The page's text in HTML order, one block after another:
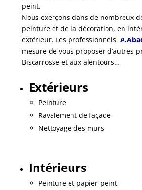
peint.
Nous exerçons dans de nombreux
peinture et de la décoration, en
extérieur. Les professionnels
mesure de vous proposer d’autres
Biscarrosse et aux alentours…
Extérieurs
Peinture
Ravalement de façade
Nettoyage des murs
Intérieurs
Peinture et papier-peint